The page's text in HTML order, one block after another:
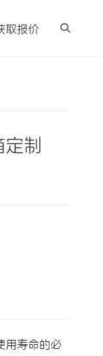
取报价
制
用寿命的必